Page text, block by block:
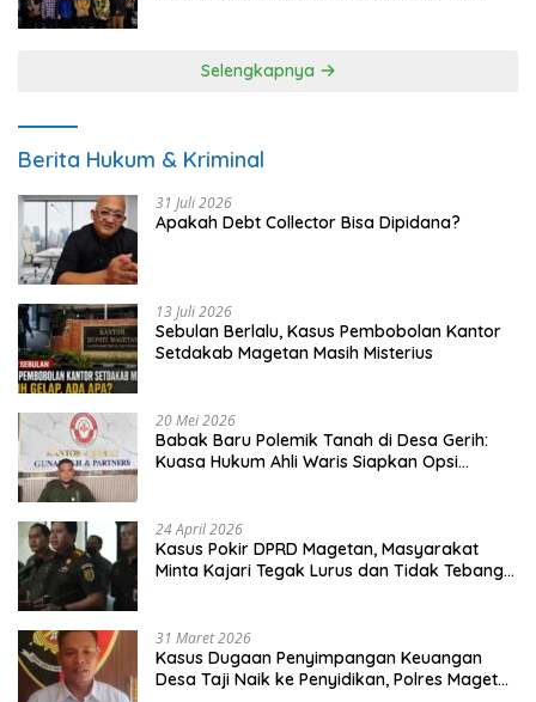
Selengkapnya
Berita Hukum & Kriminal
31 Juli 2026
Apakah Debt Collector Bisa Dipidana?
13 Juli 2026
Sebulan Berlalu, Kasus Pembobolan Kantor
Setdakab Magetan Masih Misterius
20 Mei 2026
Babak Baru Polemik Tanah di Desa Gerih:
Kuasa Hukum Ahli Waris Siapkan Opsi
24 April 2026
Kasus Pokir DPRD Magetan, Masyarakat
Minta Kajari Tegak Lurus dan Tidak Tebang
31 Maret 2026
Kasus Dugaan Penyimpangan Keuangan
Desa Taji Naik ke Penyidikan, Polres Magetan